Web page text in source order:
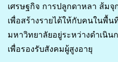
เศรษฐกิจ การปลูกดาหลา ส้ม
เพื่อสร้างรายได้ให้กับคนในพื้น
มหาวิทยาลัยอยู่ระหว่างดำเนิ
เพื่อรองรับสังคมผู้สูงอายุ